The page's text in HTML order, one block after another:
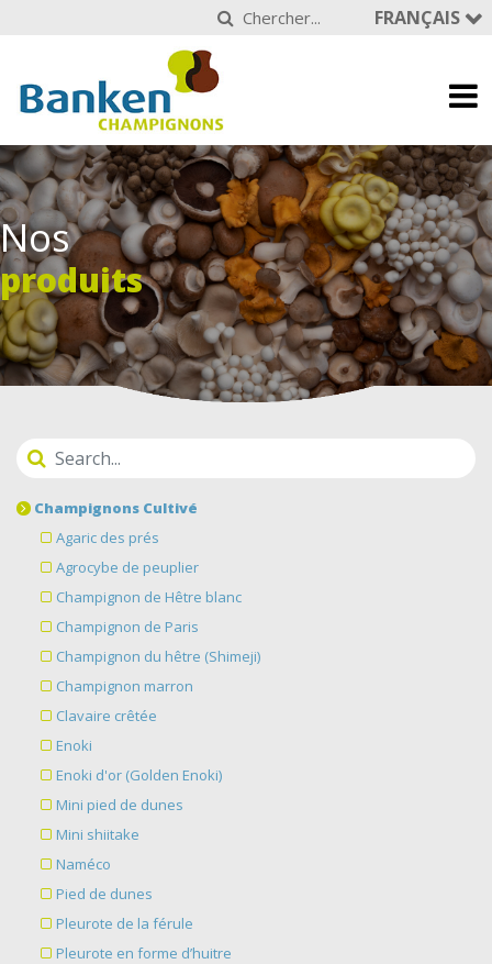
FRANÇAIS
Nos
produits
Champignons Cultivé
Agaric des prés
Agrocybe de peuplier
Champignon de Hêtre blanc
Champignon de Paris
Champignon du hêtre (Shimeji)
Champignon marron
Clavaire crêtée
Enoki
Enoki d'or (Golden Enoki)
Mini pied de dunes
Mini shiitake
Naméco
Pied de dunes
Pleurote de la férule
Pleurote en forme d’huitre